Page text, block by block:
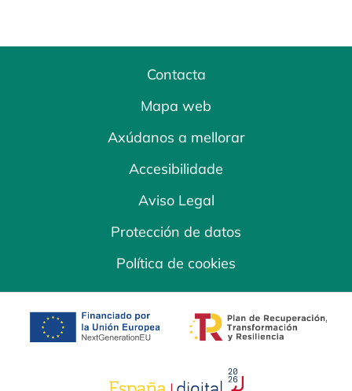
Contacta
Mapa web
Axúdanos a mellorar
Accesibilidade
Aviso Legal
Protección de datos
Política de cookies
opens in a new tab opens in a new
opens in a new tab